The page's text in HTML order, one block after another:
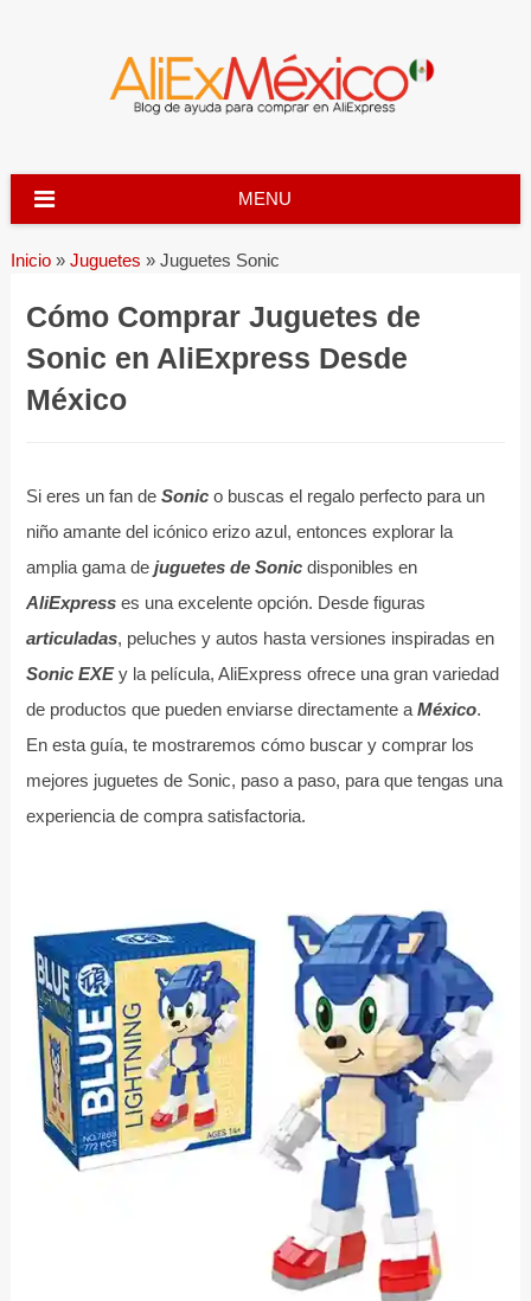
MENU
Inicio » Juguetes »Juguetes Sonic
Cómo Comprar Juguetes de
Sonic en AliExpress Desde
México
Si eres un fan de Sonico buscas el regalo perfecto para un
niño amante del icónico erizo azul, entonces explorar la
amplia gama de juguetes de Sonicdisponibles en
AliExpresses una excelente opción. Desde figuras
articuladas, peluches y autos hasta versiones inspiradas en
Sonic EXEy la película, AliExpress ofrece una gran variedad
de productos que pueden enviarse directamente a México.
En esta guía, te mostraremos cómo buscar y comprar los
mejores juguetes de Sonic, paso a paso, para que tengas una
experiencia de compra satisfactoria.